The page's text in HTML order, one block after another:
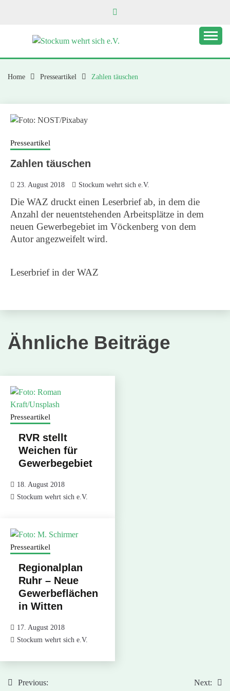
STOCKUM WEHRT
SICH E.V.
Home Presseartikel Zahlen täuschen
Presseartikel
Zahlen täuschen
23. August 2018 Stockum wehrt sich e.V.
Die WAZ druckt einen Leserbrief ab, in dem die
Anzahl der neuentstehenden Arbeitsplätze in dem
neuen Gewerbegebiet im Vöckenberg von dem
Autor angezweifelt wird.
Leserbrief in der WAZ
Ähnliche Beiträge
Presseartikel
RVR stellt
Weichen für
Gewerbegebiet
18. August 2018
Stockum wehrt sich e.V.
Presseartikel
Regionalplan
Ruhr – Neue
Gewerbeflächen
in Witten
17. August 2018
Stockum wehrt sich e.V.
Previous:
Next: